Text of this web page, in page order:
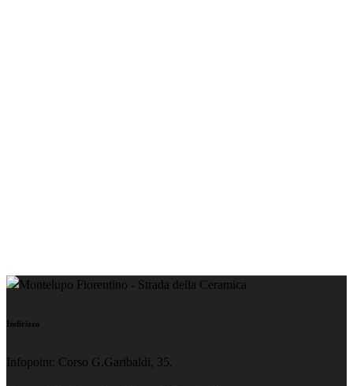
Indirizzo
Infopoint: Corso G.Garibaldi, 35.